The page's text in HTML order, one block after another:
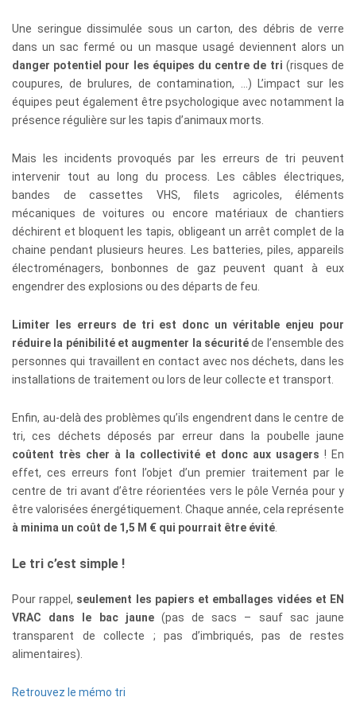
Une seringue dissimulée sous un carton, des débris de verre
dans un sac fermé ou un masque usagé deviennent alors un
danger potentiel pour les équipes du centre de tri (risques de
coupures, de brulures, de contamination, …) L’impact sur les
équipes peut également être psychologique avec notamment la
présence régulière sur les tapis d’animaux morts.
Mais les incidents provoqués par les erreurs de tri peuvent
intervenir tout au long du process. Les câbles électriques,
bandes de cassettes VHS, filets agricoles, éléments
mécaniques de voitures ou encore matériaux de chantiers
déchirent et bloquent les tapis, obligeant un arrêt complet de la
chaine pendant plusieurs heures. Les batteries, piles, appareils
électroménagers, bonbonnes de gaz peuvent quant à eux
engendrer des explosions ou des départs de feu.
Limiter les erreurs de tri est donc un véritable enjeu pour
réduire la pénibilité et augmenter la sécuritéde l’ensemble des
personnes qui travaillent en contact avec nos déchets, dans les
installations de traitement ou lors de leur collecte et transport.
Enfin, au-delà des problèmes qu’ils engendrent dans le centre de
tri, ces déchets déposés par erreur dans la poubelle jaune
coûtent très cher à la collectivité et donc aux usagers ! En
effet, ces erreurs font l’objet d’un premier traitement par le
centre de tri avant d’être réorientées vers le pôle Vernéa pour y
être valorisées énergétiquement. Chaque année, cela représente
à minima un coût de 1,5 M € qui pourrait être évité
Le tri c’est simple !
Pour rappel, seulement les papiers et emballages vidées et EN
VRAC dans le bac jaune(pas de sacs – sauf sac jaune
transparent de collecte ; pas d’imbriqués, pas de restes
alimentaires).
Retrouvez le mémo tri